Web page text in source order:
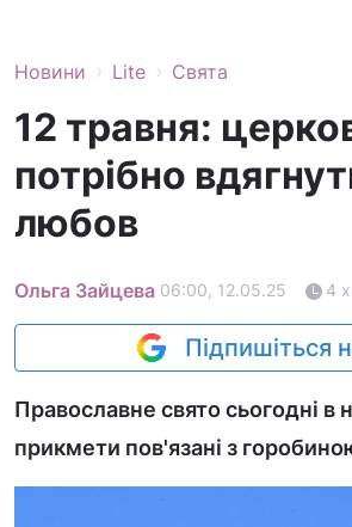
Новини › Lite › Свята
12 травня:
потрібно
любов
Ольга Зайцева 06:00, 12.05.25 4
Підпишіться
Православне свято сьогодні в
прикмети пов'язані з